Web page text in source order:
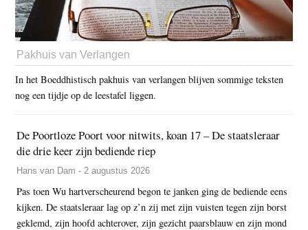
Pakhuis van Verlangen
In het Boeddhistisch pakhuis van verlangen blijven sommige teksten
nog een tijdje op de leestafel liggen.
De Poortloze Poort voor nitwits, koan 17 – De staatsleraar
die drie keer zijn bediende riep
Hans van Dam - 2 augustus 2026
Pas toen Wu hartverscheurend begon te janken ging de bediende eens
kijken. De staatsleraar lag op z’n zij met zijn vuisten tegen zijn borst
geklemd, zijn hoofd achterover, zijn gezicht paarsblauw en zijn mond